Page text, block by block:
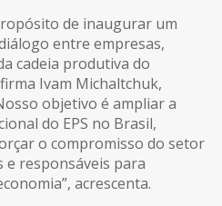
de inaugurar um
entre empresas,
cadeia produtiva do
Ivam Michaltchuk,
objetivo é ampliar a
do EPS no Brasil,
o compromisso do setor
e responsáveis para
acrescenta.